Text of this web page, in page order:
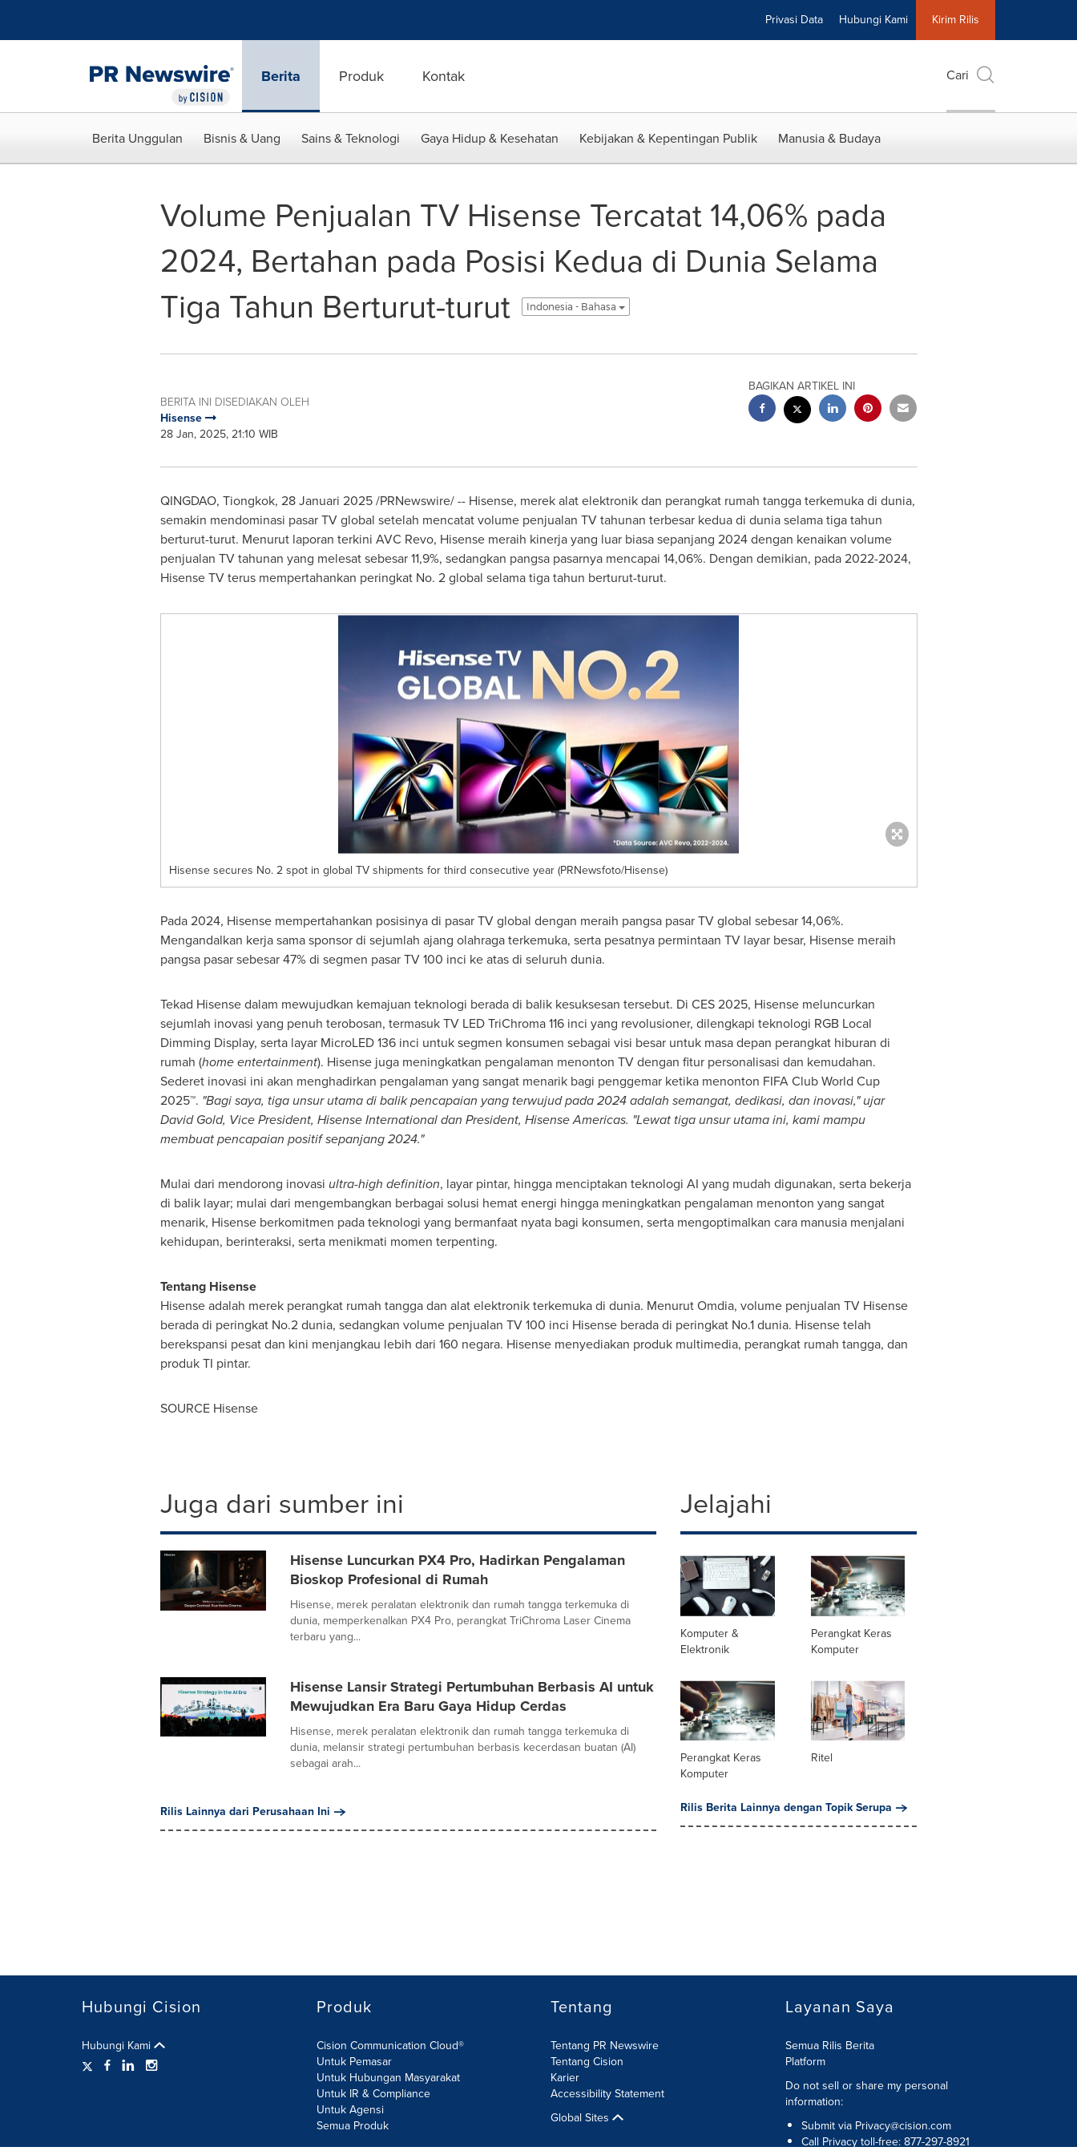
Privasi Data Hubungi Kami Kirim Rilis
Berita Produk Kontak Cari
Berita Unggulan Bisnis & Uang Sains & Teknologi Gaya Hidup & Kesehatan Kebijakan & Kepentingan Publik Manusia & Budaya
Volume Penjualan TV Hisense Tercatat 14,06% pada
2024, Bertahan pada Posisi Kedua di Dunia Selama
Tiga Tahun Berturut-turut
Indonesia - Bahasa
BERITA INI DISEDIAKAN OLEH
Hisense
28 Jan, 2025, 21:10 WIB
BAGIKAN ARTIKEL INI
QINGDAO, Tiongkok, 28 Januari 2025 /PRNewswire/ -- Hisense, merek alat elektronik dan perangkat rumah tangga terkemuka di dunia,
semakin mendominasi pasar TV global setelah mencatat volume penjualan TV tahunan terbesar kedua di dunia selama tiga tahun
berturut-turut. Menurut laporan terkini AVC Revo, Hisense meraih kinerja yang luar biasa sepanjang 2024 dengan kenaikan volume
penjualan TV tahunan yang melesat sebesar 11,9%, sedangkan pangsa pasarnya mencapai 14,06%. Dengan demikian, pada 2022-2024,
Hisense TV terus mempertahankan peringkat No. 2 global selama tiga tahun berturut-turut.
Hisense secures No. 2 spot in global TV shipments for third consecutive year (PRNewsfoto/Hisense)
Pada 2024, Hisense mempertahankan posisinya di pasar TV global dengan meraih pangsa pasar TV global sebesar 14,06%.
Mengandalkan kerja sama sponsor di sejumlah ajang olahraga terkemuka, serta pesatnya permintaan TV layar besar, Hisense meraih
pangsa pasar sebesar 47% di segmen pasar TV 100 inci ke atas di seluruh dunia.
Tekad Hisense dalam mewujudkan kemajuan teknologi berada di balik kesuksesan tersebut. Di CES 2025, Hisense meluncurkan
sejumlah inovasi yang penuh terobosan, termasuk TV LED TriChroma 116 inci yang revolusioner, dilengkapi teknologi RGB Local
Dimming Display, serta layar MicroLED 136 inci untuk segmen konsumen sebagai visi besar untuk masa depan perangkat hiburan di
rumah (home entertainment). Hisense juga meningkatkan pengalaman menonton TV dengan fitur personalisasi dan kemudahan.
Sederet inovasi ini akan menghadirkan pengalaman yang sangat menarik bagi penggemar ketika menonton FIFA Club World Cup
2025™. "Bagi saya, tiga unsur utama di balik pencapaian yang terwujud pada 2024 adalah semangat, dedikasi, dan inovasi," ujar
David Gold, Vice President, Hisense International dan President, Hisense Americas. "Lewat tiga unsur utama ini, kami mampu
membuat pencapaian positif sepanjang 2024."
Mulai dari mendorong inovasi ultra-high definition, layar pintar, hingga menciptakan teknologi AI yang mudah digunakan, serta bekerja
di balik layar; mulai dari mengembangkan berbagai solusi hemat energi hingga meningkatkan pengalaman menonton yang sangat
menarik, Hisense berkomitmen pada teknologi yang bermanfaat nyata bagi konsumen, serta mengoptimalkan cara manusia menjalani
kehidupan, berinteraksi, serta menikmati momen terpenting.
Tentang Hisense
Hisense adalah merek perangkat rumah tangga dan alat elektronik terkemuka di dunia. Menurut Omdia, volume penjualan TV Hisense
berada di peringkat No.2 dunia, sedangkan volume penjualan TV 100 inci Hisense berada di peringkat No.1 dunia. Hisense telah
berekspansi pesat dan kini menjangkau lebih dari 160 negara. Hisense menyediakan produk multimedia, perangkat rumah tangga, dan
produk TI pintar.
SOURCE Hisense
Juga dari sumber ini
Hisense Luncurkan PX4 Pro, Hadirkan Pengalaman
Bioskop Profesional di Rumah
Hisense, merek peralatan elektronik dan rumah tangga terkemuka di
dunia, memperkenalkan PX4 Pro, perangkat TriChroma Laser Cinema
terbaru yang...
Hisense Lansir Strategi Pertumbuhan Berbasis AI untuk
Mewujudkan Era Baru Gaya Hidup Cerdas
Hisense, merek peralatan elektronik dan rumah tangga terkemuka di
dunia, melansir strategi pertumbuhan berbasis kecerdasan buatan (AI)
sebagai arah...
Rilis Lainnya dari Perusahaan Ini
Jelajahi
Komputer &
Elektronik
Perangkat Keras
Komputer
Perangkat Keras
Komputer
Ritel
Rilis Berita Lainnya dengan Topik Serupa
Hubungi Cision
Hubungi Kami
Produk
Cision Communication Cloud®
Untuk Pemasar
Untuk Hubungan Masyarakat
Untuk IR & Compliance
Untuk Agensi
Semua Produk
Tentang
Tentang PR Newswire
Tentang Cision
Karier
Accessibility Statement
Global Sites
Layanan Saya
Semua Rilis Berita
Platform
Do not sell or share my personal
information:
Submit via Privacy@cision.com
Call Privacy toll-free: 877-297-8921